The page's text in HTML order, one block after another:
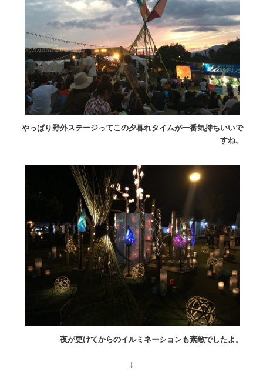
やっぱり野外ステージってこの夕暮れタイムが一番気持ちいいで
すね。
夜が更けてからのイルミネーションも素敵でしたよ。
↓